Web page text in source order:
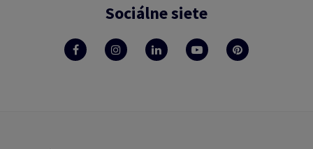
Sociálne siete